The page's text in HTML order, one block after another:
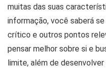
muitas das suas
informação, você saberá
crítico e outros pontos
pensar melhor sobre si e
limite, além de